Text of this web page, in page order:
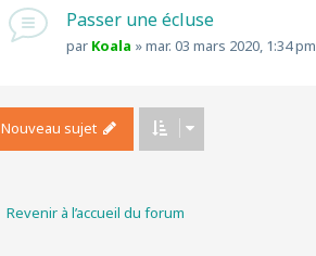
Passer une écluse
par Koala »mar. 03 mars 2020, 1:34 pm
Nouveau sujet
Revenir à l’accueil du forum